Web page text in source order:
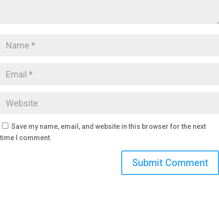
Save my name, email, and website in this browser for the next
time I comment.